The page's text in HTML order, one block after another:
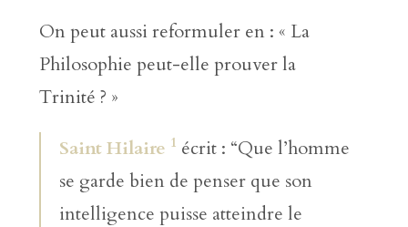
On peut aussi reformuler en : « La
Philosophie peut-elle prouver la
Trinité ? »
Saint Hilaire 1 écrit : “Que l’homme
se garde bien de penser que son
intelligence puisse atteindre le